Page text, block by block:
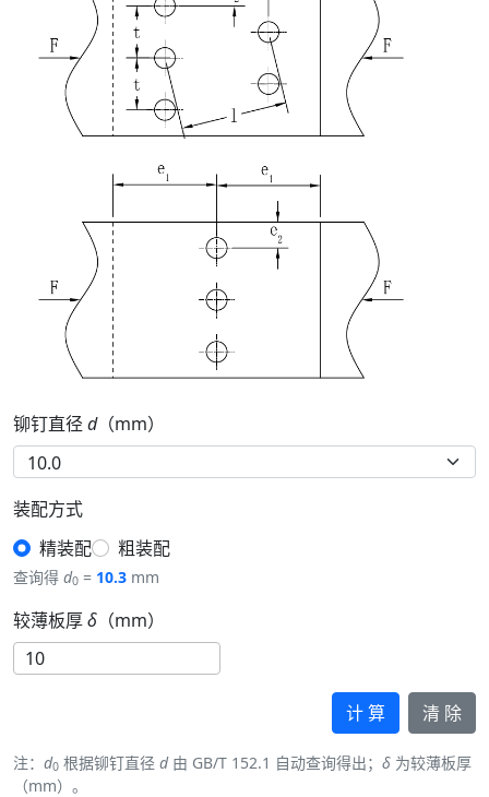
铆钉直径d（mm）
装配方式
精装配
粗装配
查询得 d0 = 10.3 mm
较薄板厚δ （mm）
计 算 清 除
注： d0 根据铆钉直径 d由 GB/T 152.1 自动查询得出； δ 为较薄板厚
（mm）。